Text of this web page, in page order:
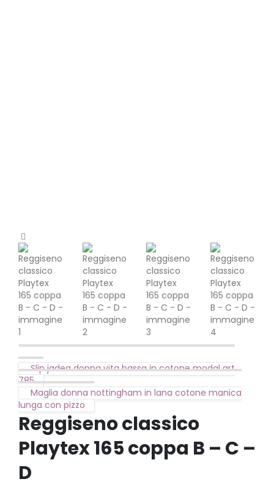
Slip jadea donna vita bassa in cotone modal art
785
Maglia donna nottingham in lana cotone manica
lunga con pizzo
Reggiseno classico
Playtex 165 coppa B – C –
D